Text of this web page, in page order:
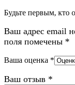
Будьте первым, кто
Ваш адрес email
поля помечены *
Ваша оценка *
Ваш отзыв *